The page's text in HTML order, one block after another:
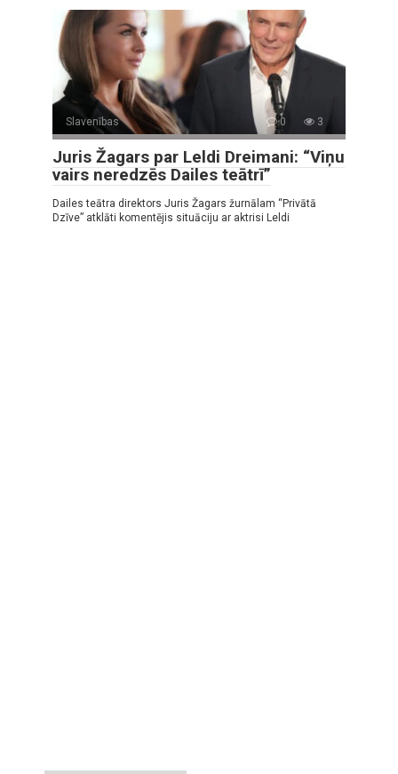
Slavenības 0 3
Juris Žagars par Leldi Dreimani: “Viņu
vairs neredzēs Dailes teātrī”
Dailes teātra direktors Juris Žagars žurnālam “Privātā
Dzīve” atklāti komentējis situāciju ar aktrisi Leldi